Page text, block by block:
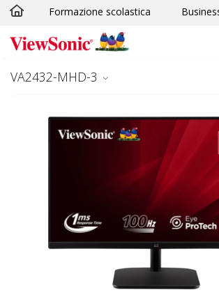
Skip to main content
Formazione scolastica
VA2432-MHD-3